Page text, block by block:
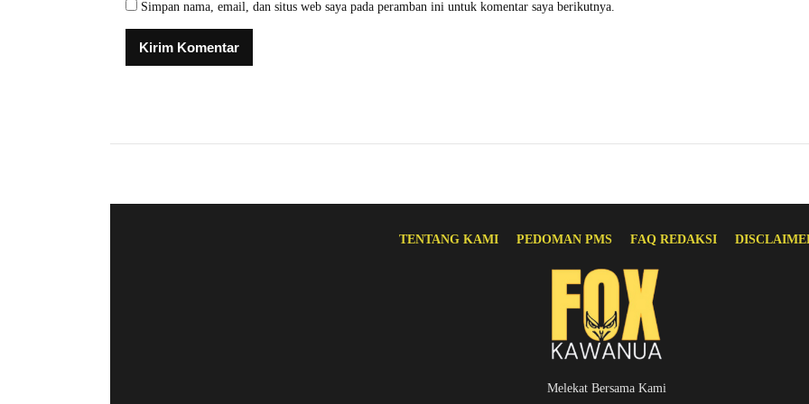
Simpan nama, email, dan situs web saya pada peramban ini untuk komentar saya berikutnya.
TENTANG KAMI PEDOMAN PMS FAQ REDAKSI
Melekat Bersama Kami